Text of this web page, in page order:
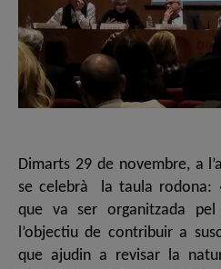
Dimarts 29 de novembre, a
se celebrà la taula rodona:
que va ser organitzada
l’objectiu de contribuir a
que ajudin a revisar la